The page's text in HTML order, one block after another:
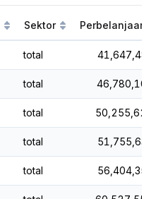
Sektor Perbelanjaan
total
total
total
total
total